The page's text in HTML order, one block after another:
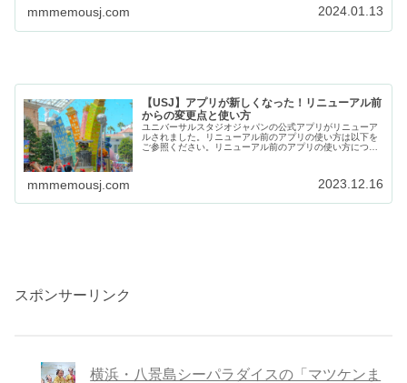
mmmemousj.com 2024.01.13
【USJ】アプリが新しくなった！リニューアル前
からの変更点と使い方
ユニバーサルスタジオジャパンの公式アプリがリニューア
ルされました。リニューアル前のアプリの使い方は以下を
ご参照ください。リニューアル前のアプリの使い方につい
mmmemousj.com 2023.12.16
スポンサーリンク
横浜・八景島シーパラダイスの「マツケンま